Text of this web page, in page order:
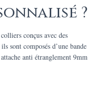
?
conçus avec des
sont composés d’une bande
anti étranglement 9mm